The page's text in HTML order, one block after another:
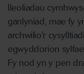
lleoliadau
ganlyniad, mae fy
archwilio'r
egwyddorion
Fy nod yn y pen